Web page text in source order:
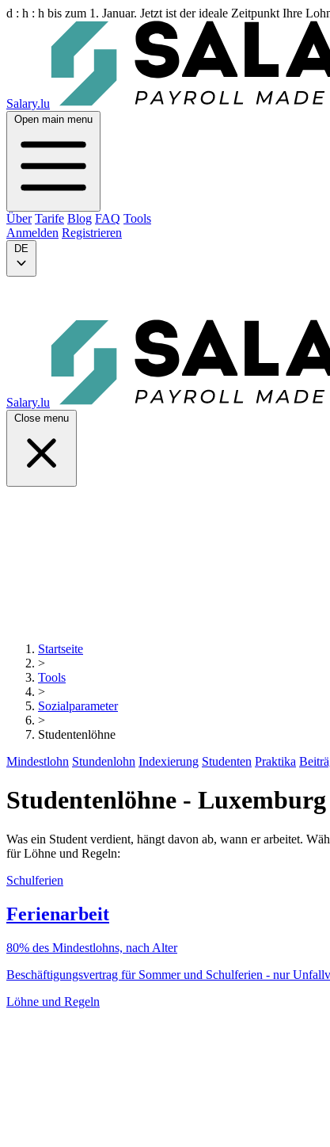
d : h : h bis zum 1. Januar. Jetzt ist der ideale Zeitpunkt Ihre
Salary.lu
Open main menu
Über Tarife Blog FAQ Tools
Anmelden Registrieren
DE
Salary.lu
Close menu
Startseite
>
Tools
>
Sozialparameter
>
Studentenlöhne
Mindestlohn Stundenlohn Indexierung Studenten Praktika
Studentenlöhne - Luxemburg
Was ein Student verdient, hängt davon ab, wann er arbeitet.
für Löhne und Regeln:
Schulferien
Ferienarbeit
80% des Mindestlohns, nach Alter
Beschäftigungsvertrag für Sommer und Schulferien - nur
Löhne und Regeln